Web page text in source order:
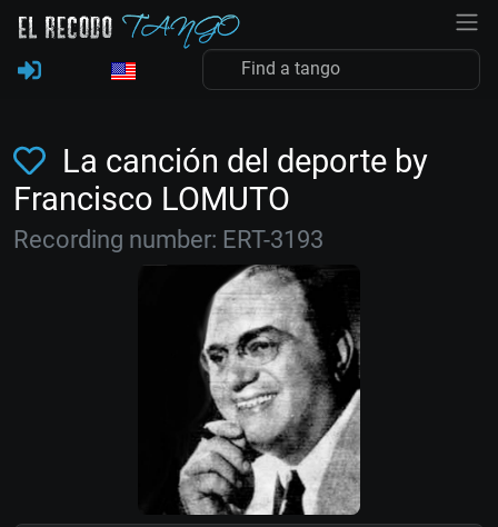
La canción del deporte by
Francisco LOMUTO
Recording number: ERT-3193